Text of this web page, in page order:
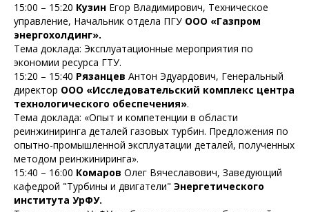
15:00 – 15:20 Кузин Егор Владимирович, Техническое
управление, Начальник отдела ПГУ ООО «Газпром
энергохолдинг».
Тема доклада: Эксплуатационные мероприятия по
экономии ресурса ГТУ.
15:20 – 15:40 Рязанцев Антон Эдуардович, Генеральный
директор ООО «Исследовательский комплекс центра
технологического обеспечения».
Тема доклада: «Опыт и компетенции в области
реинжиниринга деталей газовых турбин. Предложения по
опытно-промышленной эксплуатации деталей, полученных
методом реинжиниринга».
15:40 – 16:00 Комаров Олег Вячеславович, Заведующий
кафедрой "Турбины и двигатели" Энергетического
института УрФУ.